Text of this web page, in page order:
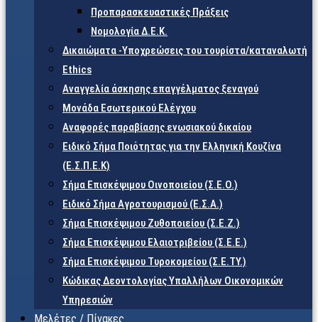
Προπαρασκευαστικές Πράξεις
Νομολογία Δ.Ε.Κ.
Δικαιώματα -Υποχρεώσεις του τουρίστα/καταναλωτή
Ethics
Αναγγελία άσκησης επαγγέλματος ξεναγού
Μονάδα Εσωτερικού Ελέγχου
Αναφορές παραβίασης ενωσιακού δικαίου
Ειδικό Σήμα Ποιότητας για την Ελληνική Κουζίνα
(Ε.Σ.Π.Ε.Κ)
Σήμα Επισκέψιμου Οινοποιείου (Σ.Ε.Ο.)
Ειδικό Σήμα Αγροτουρισμού (Ε.Σ.Α.)
Σήμα Επισκέψιμου Ζυθοποιείου (Σ.Ε.Ζ.)
Σήμα Επισκέψιμου Ελαιοτριβείου (Σ.Ε.Ε.)
Σήμα Επισκέψιμου Τυροκομείου (Σ.Ε.TY.)
Κώδικας Δεοντολογίας Υπαλλήλων Οικονομικών
Υπηρεσιών
Μελέτες / Πίνακες